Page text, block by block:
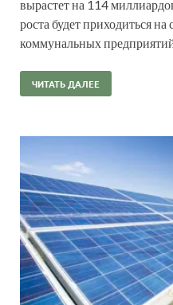
вырастет на 114
роста будет приходиться
коммунальных
ЧИТАТЬ ДАЛЕЕ